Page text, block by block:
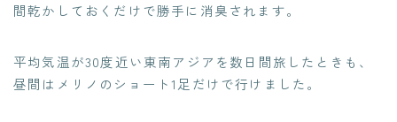
間乾かしておくだけで勝手に消臭されます。
平均気温が30度近い東南アジアを数日間旅したときも、
昼間はメリノのショート1足だけで行けました。